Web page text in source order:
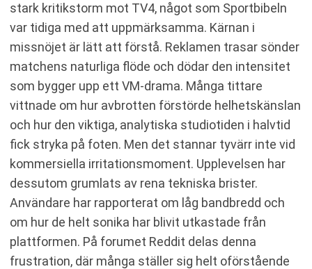
stark kritikstorm mot TV4, något som Sportbibeln
var tidiga med att uppmärksamma. Kärnan i
missnöjet är lätt att förstå. Reklamen trasar sönder
matchens naturliga flöde och dödar den intensitet
som bygger upp ett VM-drama. Många tittare
vittnade om hur avbrotten förstörde helhetskänslan
och hur den viktiga, analytiska studiotiden i halvtid
fick stryka på foten. Men det stannar tyvärr inte vid
kommersiella irritationsmoment. Upplevelsen har
dessutom grumlats av rena tekniska brister.
Användare har rapporterat om låg bandbredd och
om hur de helt sonika har blivit utkastade från
plattformen. På forumet Reddit delas denna
frustration, där många ställer sig helt oförstående